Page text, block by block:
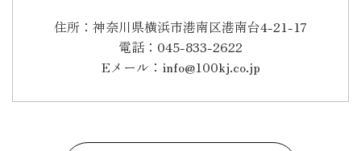
住所：神奈川県横浜市港南区港南台4-21-17
電話：045-833-2622
Eメール：info@100kj.co.jp